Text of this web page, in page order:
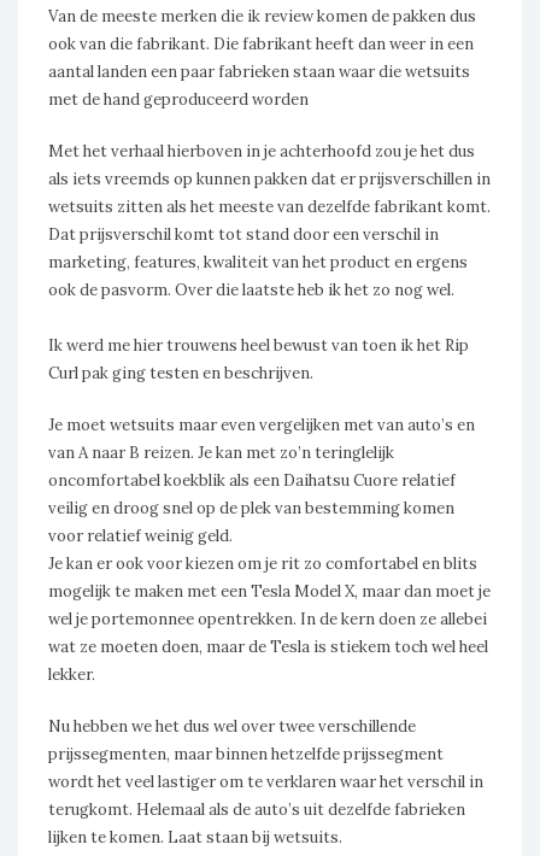
Van de meeste merken die ik review komen de pakken dus
ook van die fabrikant. Die fabrikant heeft dan weer in een
aantal landen een paar fabrieken staan waar die wetsuits
met de hand geproduceerd worden
Met het verhaal hierboven in je achterhoofd zou je het dus
als iets vreemds op kunnen pakken dat er prijsverschillen in
wetsuits zitten als het meeste van dezelfde fabrikant komt.
Dat prijsverschil komt tot stand door een verschil in
marketing, features, kwaliteit van het product en ergens
ook de pasvorm. Over die laatste heb ik het zo nog wel.
Ik werd me hier trouwens heel bewust van toen ik het Rip
Curl pak ging testen en beschrijven.
Je moet wetsuits maar even vergelijken met van auto’s en
van A naar B reizen. Je kan met zo’n teringlelijk
oncomfortabel koekblik als een Daihatsu Cuore relatief
veilig en droog snel op de plek van bestemming komen
voor relatief weinig geld.
Je kan er ook voor kiezen om je rit zo comfortabel en blits
mogelijk te maken met een Tesla Model X, maar dan moet je
wel je portemonnee opentrekken. In de kern doen ze allebei
wat ze moeten doen, maar de Tesla is stiekem toch wel heel
lekker.
Nu hebben we het dus wel over twee verschillende
prijssegmenten, maar binnen hetzelfde prijssegment
wordt het veel lastiger om te verklaren waar het verschil in
terugkomt. Helemaal als de auto’s uit dezelfde fabrieken
lijken te komen. Laat staan bij wetsuits.